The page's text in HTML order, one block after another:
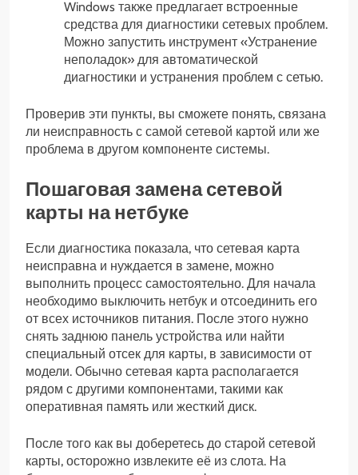
Windows также предлагает встроенные
средства для диагностики сетевых проблем.
Можно запустить инструмент «Устранение
неполадок» для автоматической
диагностики и устранения проблем с сетью.
Проверив эти пункты, вы сможете понять, связана
ли неисправность с самой сетевой картой или же
проблема в другом компоненте системы.
Пошаговая замена сетевой
карты на нетбуке
Если диагностика показала, что сетевая карта
неисправна и нуждается в замене, можно
выполнить процесс самостоятельно. Для начала
необходимо выключить нетбук и отсоединить его
от всех источников питания. После этого нужно
снять заднюю панель устройства или найти
специальный отсек для карты, в зависимости от
модели. Обычно сетевая карта располагается
рядом с другими компонентами, такими как
оперативная память или жесткий диск.
После того как вы доберетесь до старой сетевой
карты, осторожно извлеките её из слота. На